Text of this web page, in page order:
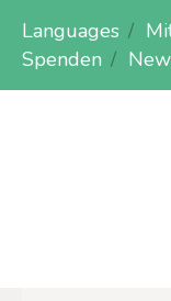
Languages
Spenden